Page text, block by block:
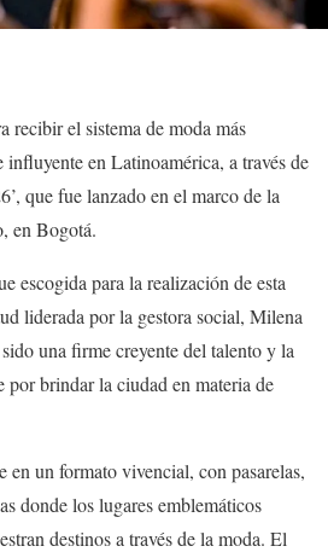
recibir el sistema de moda más
en Latinoamérica, a través de
que fue lanzado en el marco de la
en Bogotá.
escogida para la realización de esta
liderada por la gestora social, Milena
una firme creyente del talento y la
por brindar la ciudad en materia de
en un formato vivencial, con pasarelas,
donde los lugares emblemáticos
destinos a través de la moda. El